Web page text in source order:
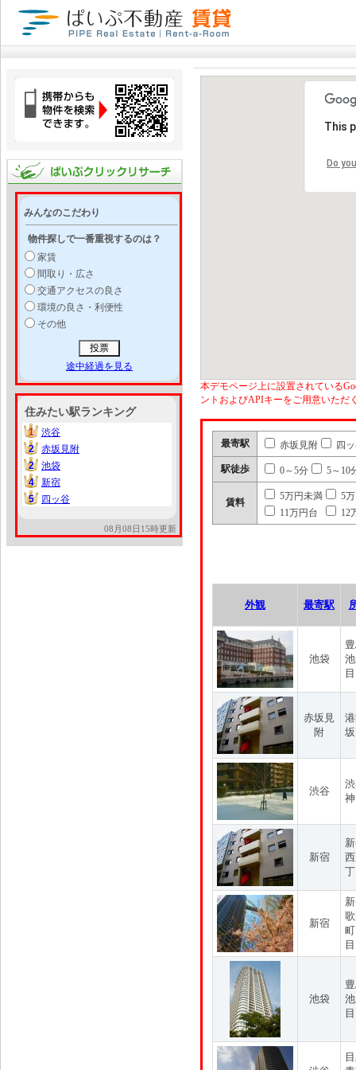
みんなのこだわり
物件探しで一番重視するのは？
家賃
間取り・広さ
交通アクセスの良さ
環境の良さ・利便性
その他
途中経過を見る
住みたい駅ランキング
1
1
渋谷
2
2
赤坂見附
2
2
池袋
4
4
新宿
5
5 四ッ谷
08月08日15時更新
This
Do
本デモページ上に設置されている
ントおよびAPIキーをご用意いただ
最寄駅 赤坂見附 四
駅徒歩 0～5分 5～10
賃料
5万円未満
5
11万円台
12
外観 最寄駅
池袋
赤坂見
附
渋谷
新宿
新宿
目
池袋
目